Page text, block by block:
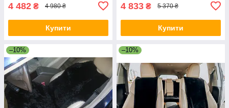
4 482 ₴ 4 980 ₴
Купити
4 833 ₴ 5 370 ₴
Купити
–10% –10%